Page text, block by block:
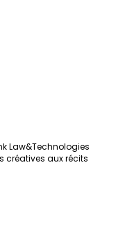
Law&Technologies
créatives aux récits